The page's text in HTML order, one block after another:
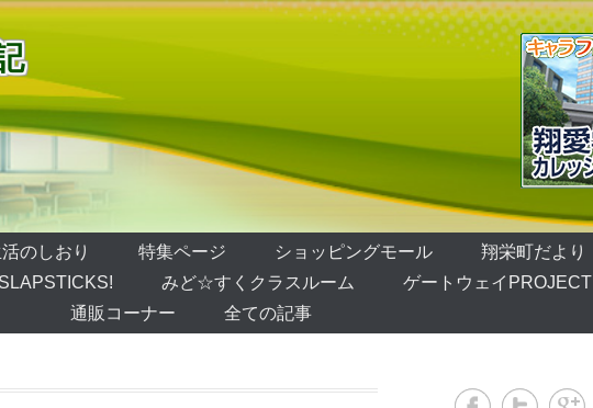
のしおり 特集ページ ショッピングモール 翔栄町だより
みど☆すくクラスルーム ゲートウェイPROJECT
通販コーナー
全ての記事